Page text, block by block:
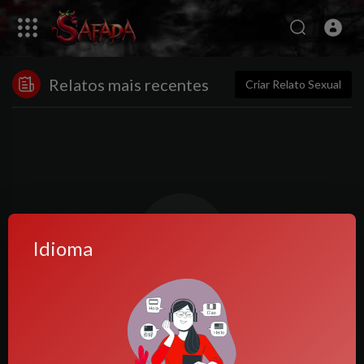
Relatos mais recentes Criar Relato Sexual
Nenhuma postagem encontrada!
Idioma